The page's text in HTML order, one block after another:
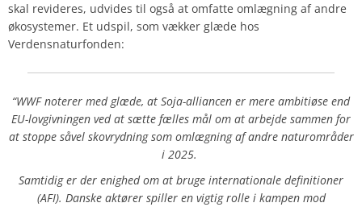
skal revideres, udvides til også at omfatte omlægning af andre
økosystemer. Et udspil, som vækker glæde hos
Verdensnaturfonden:
“WWF noterer med glæde, at Soja-alliancen er mere ambitiøse end
EU-lovgivningen ved at sætte fælles mål om at arbejde sammen for
at stoppe såvel skovrydning som omlægning af andre naturområder
i 2025.
Samtidig er der enighed om at bruge internationale definitioner
(AFI). Danske aktører spiller en vigtig rolle i kampen mod